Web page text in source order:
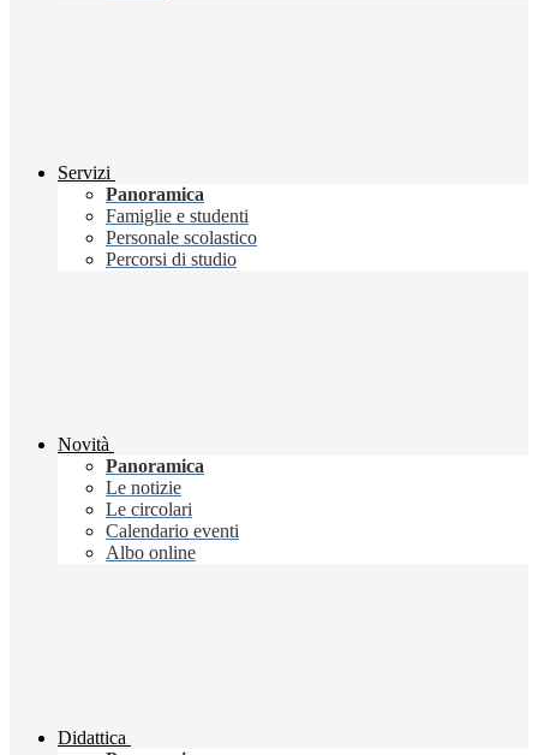
Servizi
Panoramica
Famiglie e studenti
Personale scolastico
Percorsi di studio
Novità
Panoramica
Le notizie
Le circolari
Calendario eventi
Albo online
Didattica